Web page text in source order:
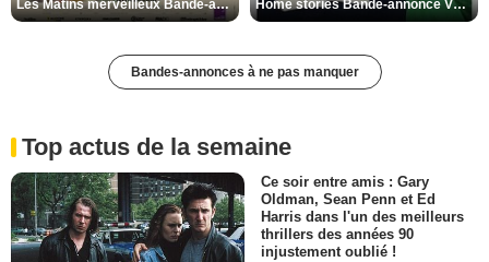
Les Matins merveilleux Bande-annonce VF Home stories Bande-annonce VO STFR
Bandes-annonces à ne pas manquer
Top actus de la semaine
Ce soir entre amis : Gary
Oldman, Sean Penn et Ed
Harris dans l'un des meilleurs
thrillers des années 90
injustement oublié !